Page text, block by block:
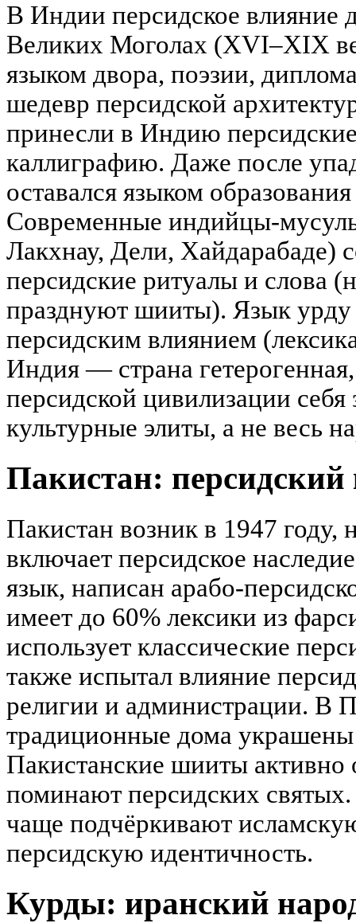
В Индии персидское влияние
Великих Моголах (XVI–XIX
языком двора, поэзии,
шедевр персидской
принесли в Индию
каллиграфию. Даже после
оставался языком
Современные индийцы-
Лакхнау, Дели, Хайдарабаде)
персидские ритуалы и слова
празднуют шииты). Язык урду
персидским влиянием
Индия — страна
персидской цивилизации себя
культурные элиты, а не весь
Пакистан:
Пакистан возник в 1947 году,
включает персидское
язык, написан арабо-
имеет до 60% лексики из
использует классические
также испытал влияние
религии и администрации. В
традиционные дома
Пакистанские шииты активно
поминают персидских
чаще подчёркивают
персидскую идентичность.
Курды: иранский народ